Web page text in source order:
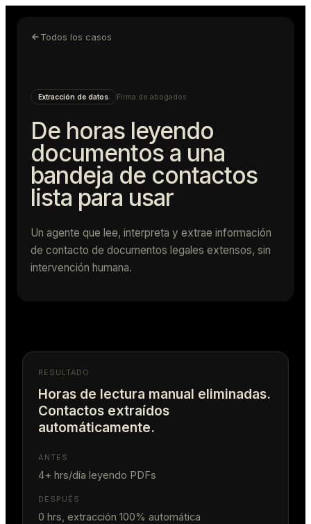
Todos los casos
Extracción de datos Firma de abogados
De horas leyendo
documentos a una
bandeja de contactos
lista para usar
Un agente que lee, interpreta y extrae información
de contacto de documentos legales extensos, sin
intervención humana.
RESULTADO
Horas de lectura manual eliminadas.
Contactos extraídos
automáticamente.
ANTES
4+ hrs/día leyendo PDFs
DESPUÉS
0 hrs, extracción 100% automática